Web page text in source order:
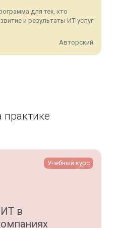
для тех, кто
и результаты ИТ-услуг
Авторский
Учебный курс
в